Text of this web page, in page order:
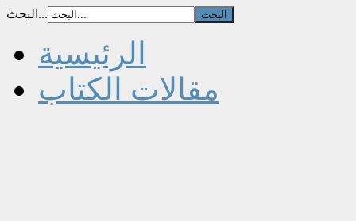
البحث...
الرئيسية
مقالات الكتاب